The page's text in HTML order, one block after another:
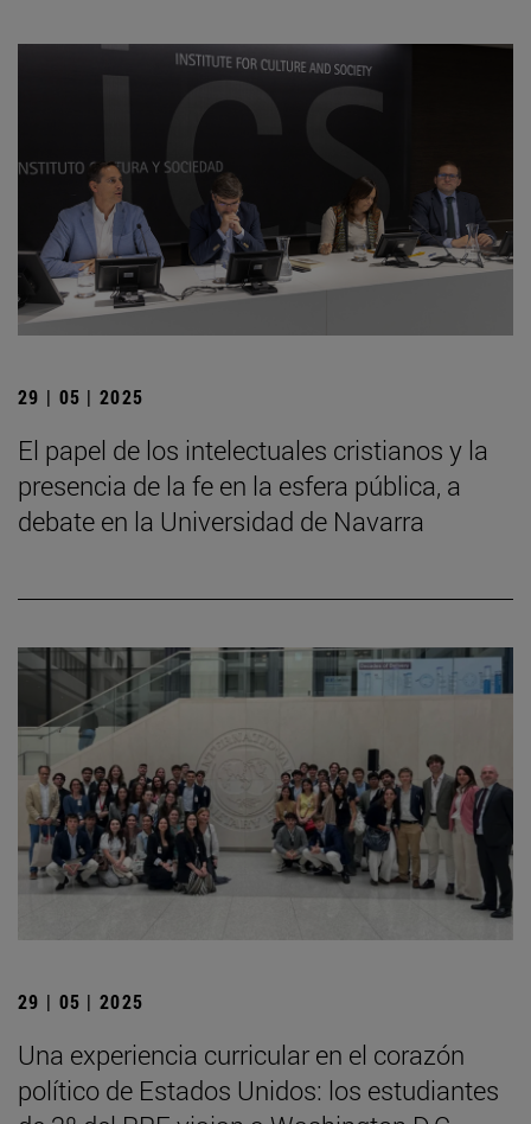
29 | 05 | 2025
El papel de los intelectuales cristianos y la
presencia de la fe en la esfera pública, a
debate en la Universidad de Navarra
29 | 05 | 2025
Una experiencia curricular en el corazón
político de Estados Unidos: los estudiantes